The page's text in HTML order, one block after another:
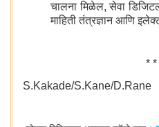
चालना मिळेल, सेवा
माहिती तंत्रज्ञान आणि
* *
S.Kakade/S.Kane/D.Rane